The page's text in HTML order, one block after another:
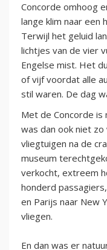
Concorde omhoog
lange klim naar een
Terwijl het geluid
lichtjes van de vier
Engelse mist. Het
of vijf voordat alle
stil waren. De dag
Met de Concorde
was dan ook niet
vliegtuigen na de
museum
verkocht, extreem
honderd
en Parijs naar New
vliegen.
En dan was er